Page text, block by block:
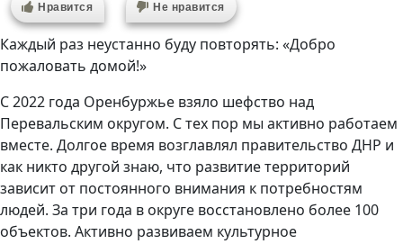
Нравится Не нравится
Каждый раз неустанно буду повторять: «Добро
пожаловать домой!»
С 2022 года Оренбуржье взяло шефство над
Перевальским округом. С тех пор мы активно работаем
вместе. Долгое время возглавлял правительство ДНР и
как никто другой знаю, что развитие территорий
зависит от постоянного внимания к потребностям
людей. За три года в округе восстановлено более 100
объектов. Активно развиваем культурное